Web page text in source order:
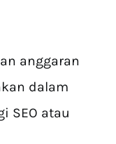
anggaran
dalam
SEO atau